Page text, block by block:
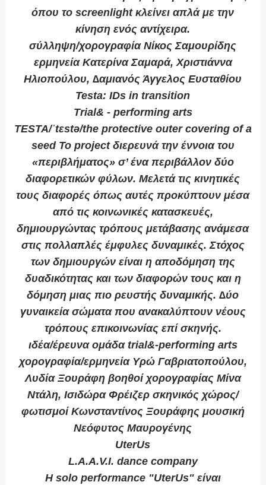
όπου το screenlight κλείνει απλά με την
κίνηση ενός αντίχειρα.
σύλληψη/χορογραφία Νίκος Σαμουρίδης
ερμηνεία Κατερίνα Σαμαρά, Χριστιάννα
Ηλιοπούλου, ∆αμιανός Άγγελος Ευσταθίου
Testa: IDs in transition
Trial& - performing arts
TESTA/ˈtɛstə/the protective outer covering of a
seed To project διερευνά την έννοια του
«περιβλήματος» σ’ ένα περιβάλλον δύο
διαφορετικών φύλων. Μελετά τις κινητικές
τους διαφορές όπως αυτές προκύπτουν μέσα
από τις κοινωνικές κατασκευές,
δημιουργώντας τρόπους μετάβασης ανάμεσα
στις πολλαπλές έμφυλες δυναμικές. Στόχος
των δημιουργών είναι η αποδόμηση της
δυαδικότητας και των διαφορών τους και η
δόμηση μιας πιο ρευστής δυναμικής. ∆ύο
γυναικεία σώματα που ανακαλύπτουν νέους
τρόπους επικοινωνίας επί σκηνής.
ιδέα/έρευνα ομάδα trial&-performing arts
χορογραφία/ερμηνεία Υρώ Γαβριατοπούλου,
Λυδία Ξουράφη βοηθοί χορογραφίας Μίνα
Ντάλη, Ισιδώρα Φρέιζερ σκηνικός χώρος/
φωτισμοί Κωνσταντίνος Ξουράφης μουσική
Νεόφυτος Μαυρογένης
UterUs
L.A.A.V.I. dance company
Η solo performance "UterUs" είναι